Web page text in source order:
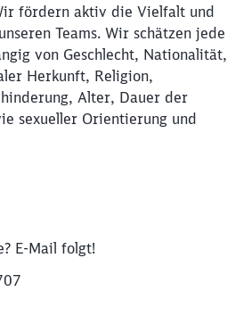
fördern aktiv die Vielfalt und
Teams. Wir schätzen jede
von Geschlecht, Nationalität,
Herkunft, Religion,
Alter, Dauer der
sexueller Orientierung und
E‑Mail folgt!